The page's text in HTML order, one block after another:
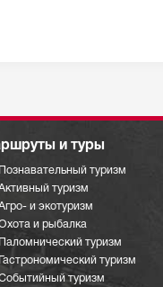
и туры
Познавательный туризм
туризм
и экотуризм
и рыбалка
Паломнический туризм
Гастрономический туризм
туризм